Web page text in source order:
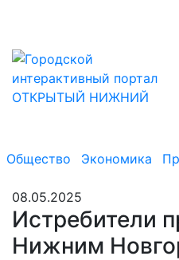
Общество Экономика
08.05.2025
Истребители
Нижним